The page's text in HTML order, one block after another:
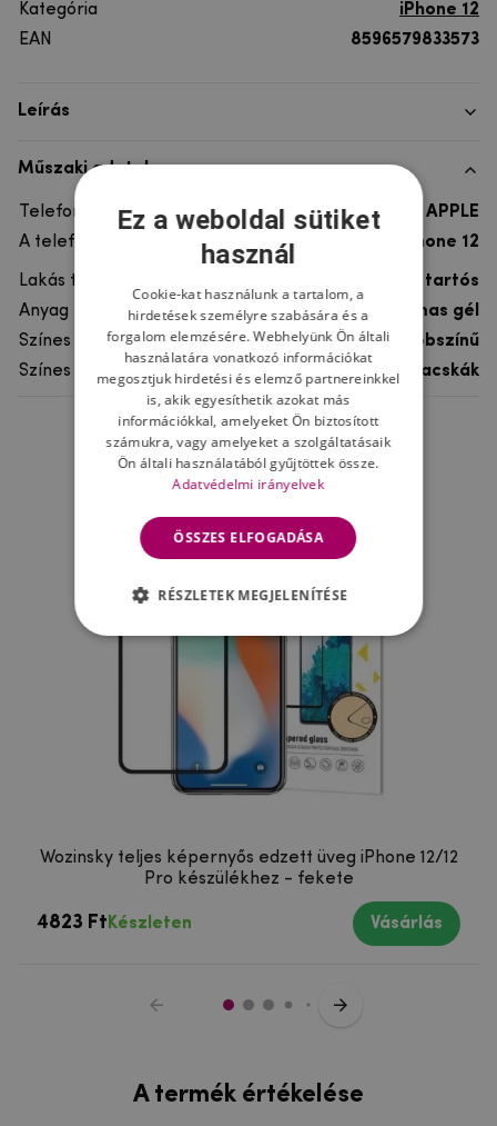
Kategória
iPhone 12
EAN
8596579833573
Leírás
Műszaki adatok
Telefon márka
APPLE
A telefonmodellhez
iPhone 12
Lakás típusa
Gél, Ultra tartós
Anyag
rugalmas gél
Színes
többszínű
Színes motívum
Macskák
Ne felejtsd el
Wozinsky teljes képernyős edzett üveg iPhone 12/12
Pro készülékhez - fekete
4823 Ft Készleten Vásárlás
A termék értékelése
Ez a weboldal sütiket
használ
Cookie-kat használunk a tartalom, a
hirdetések személyre szabására és a
forgalom elemzésére. Webhelyünk Ön általi
használatára vonatkozó információkat
megosztjuk hirdetési és elemző partnereinkkel
is, akik egyesíthetik azokat más
információkkal, amelyeket Ön biztosított
számukra, vagy amelyeket a szolgáltatásaik
Ön általi használatából gyűjtöttek össze.
Adatvédelmi irányelvek
ÖSSZES ELFOGADÁSA
RÉSZLETEK MEGJELENÍTÉSE